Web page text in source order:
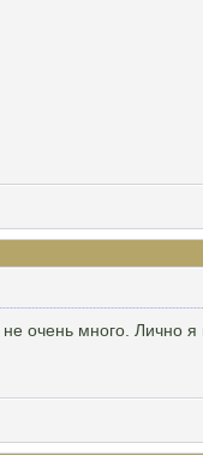
очень много. Лично